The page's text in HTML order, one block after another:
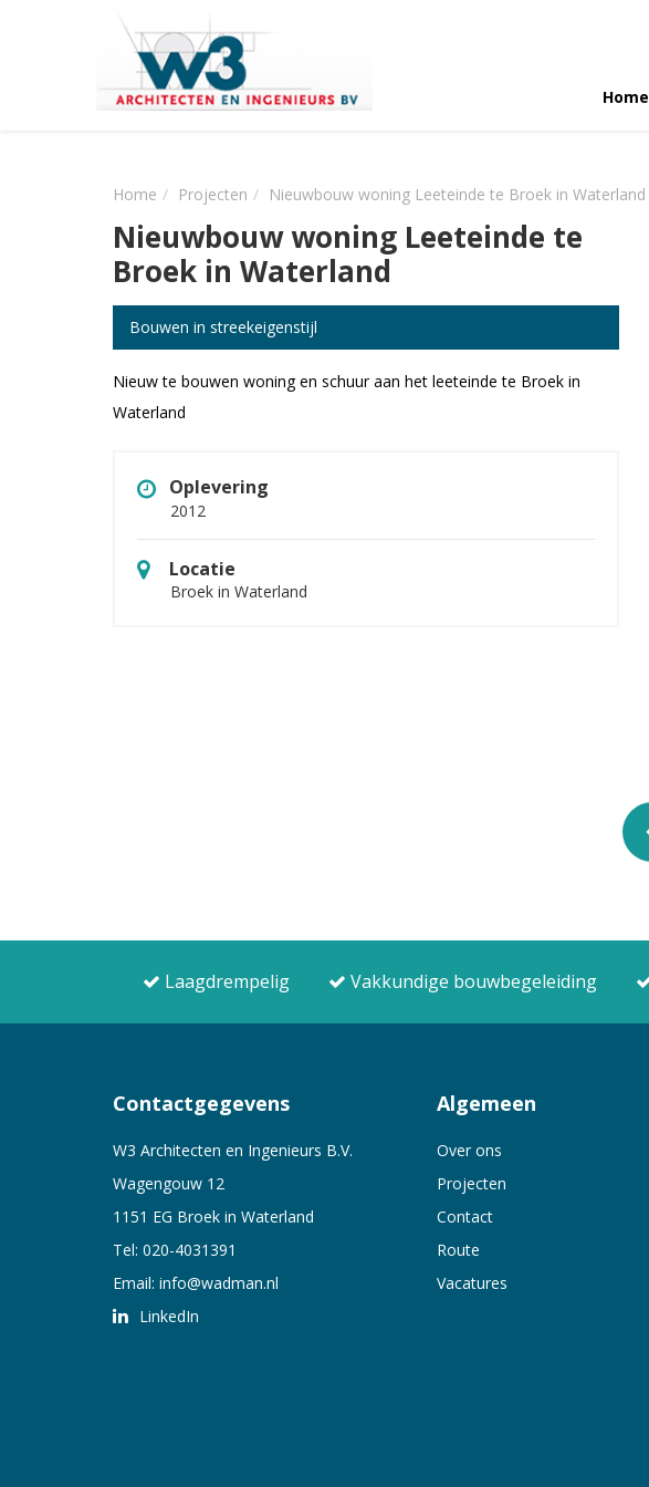
Home
Home Projecten Nieuwbouw woning Leeteinde te Broek in Waterland
Nieuwbouw woning Leeteinde te
Broek in Waterland
Bouwen in streekeigenstijl
Nieuw te bouwen woning en schuur aan het leeteinde te Broek in
Waterland
Oplevering
2012
Locatie
Broek in Waterland
Laagdrempelig Vakkundige bouwbegeleiding
Contactgegevens
W3 Architecten en Ingenieurs B.V.
Wagengouw 12
1151 EG Broek in Waterland
Tel: 020-4031391
Email: info@wadman.nl
LinkedIn
Algemeen
Over ons
Projecten
Contact
Route
Vacatures